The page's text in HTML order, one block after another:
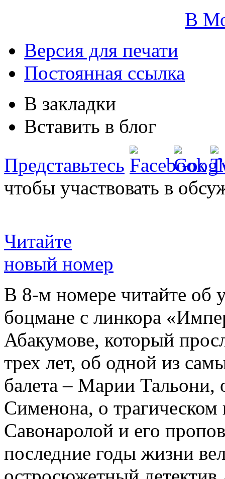
В
Версия для печати
Постоянная ссылка
В закладки
Вставить в блог
Представьтесь
чтобы участвовать в
Читайте
новый номер
В 8-м номере читайте об
боцмане с линкора
Абакумове, который
трех лет, об одной из
балета – Марии
Сименона, о трагическом
Савонаролой и его
последние годы жизни